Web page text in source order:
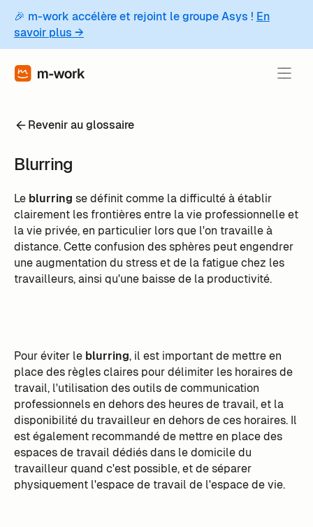
🎉 m-work accélère et rejoint le groupe Asys ! En
savoir plus →
Revenir au glossaire
Blurring
Le blurring se définit comme la difficulté à établir
clairement les frontières entre la vie professionnelle et
la vie privée, en particulier lors que l'on travaille à
distance. Cette confusion des sphères peut engendrer
une augmentation du stress et de la fatigue chez les
travailleurs, ainsi qu'une baisse de la productivité.
Pour éviter le blurring, il est important de mettre en
place des règles claires pour délimiter les horaires de
travail, l'utilisation des outils de communication
professionnels en dehors des heures de travail, et la
disponibilité du travailleur en dehors de ces horaires. Il
est également recommandé de mettre en place des
espaces de travail dédiés dans le domicile du
travailleur quand c'est possible, et de séparer
physiquement l'espace de travail de l'espace de vie.